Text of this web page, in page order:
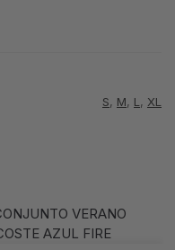
S, M, L , XL